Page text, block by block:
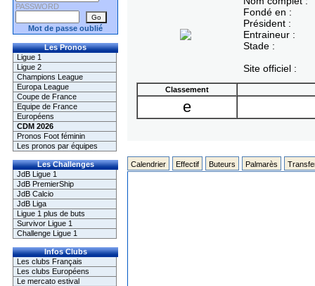
PASSWORD
Mot de passe oublié
Les Pronos
Ligue 1
Ligue 2
Champions League
Europa League
Coupe de France
Equipe de France
Européens
CDM 2026
Pronos Foot féminin
Les pronos par équipes
Les Challenges
JdB Ligue 1
JdB PremierShip
JdB Calcio
JdB Liga
Ligue 1 plus de buts
Survivor Ligue 1
Challenge Ligue 1
Infos Clubs
Les clubs Français
Les clubs Européens
Le mercato estival
Fondé en :
Président :
Entraineur :
Stade :
Site officiel :
Classement
e
Calendrier Effectif Buteurs Palmarès